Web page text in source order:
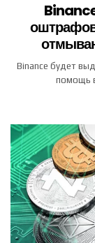
Binance будет
помощь